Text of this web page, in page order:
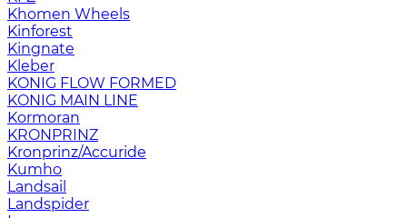
Khomen Wheels
Kinforest
Kingnate
Kleber
KONIG FLOW FORMED
KONIG MAIN LINE
Kormoran
KRONPRINZ
Kronprinz/Accuride
Kumho
Landsail
Landspider